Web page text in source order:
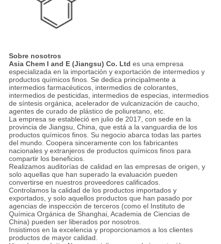
Sobre nosotros
Asia Chem I and E (Jiangsu) Co. Ltd es una empresa
especializada en la importación y exportación de intermedios y
productos químicos finos. Se dedica principalmente a
intermedios farmacéuticos, intermedios de colorantes,
intermedios de pesticidas, intermedios de especias, intermedios
de síntesis orgánica, acelerador de vulcanización de caucho,
agentes de curado de plástico de poliuretano, etc.
La empresa se estableció en julio de 2017, con sede en la
provincia de Jiangsu, China, que está a la vanguardia de los
productos químicos finos. Su negocio abarca todas las partes
del mundo. Coopera sinceramente con los fabricantes
nacionales y extranjeros de productos químicos finos para
compartir los beneficios.
Realizamos auditorías de calidad en las empresas de origen, y
solo aquellas que han superado la evaluación pueden
convertirse en nuestros proveedores calificados.
Controlamos la calidad de los productos importados y
exportados, y solo aquellos productos que han pasado por
agencias de inspección de terceros (como el Instituto de
Química Orgánica de Shanghai, Academia de Ciencias de
China) pueden ser liberados por nosotros.
Insistimos en la excelencia y proporcionamos a los clientes
productos de mayor calidad.